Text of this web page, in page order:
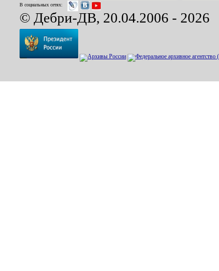
В социальных сетях:
© Дебри-ДВ, 20.04.2006 - 2026